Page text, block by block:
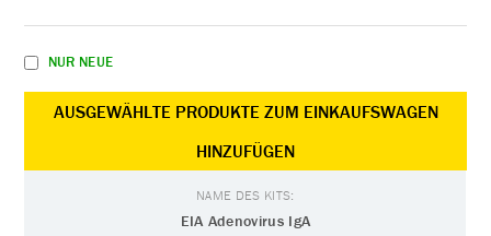
NUR NEUE
AUSGEWÄHLTE PRODUKTE ZUM EINKAUFSWAGEN
HINZUFÜGEN
EIA Adenovirus IgA